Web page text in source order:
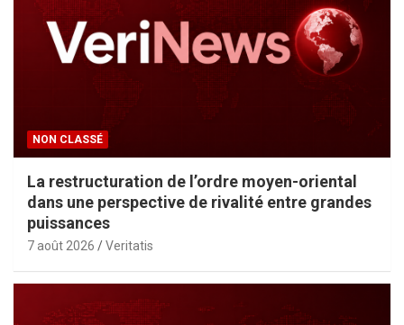
NON CLASSÉ
La restructuration de l’ordre moyen-oriental
dans une perspective de rivalité entre grandes
puissances
7 août 2026 Veritatis